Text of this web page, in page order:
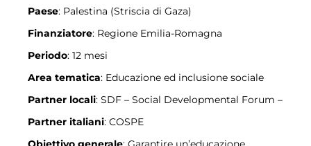
Paese: Palestina (Striscia di Gaza)
Finanziatore: Regione Emilia-Romagna
Periodo: 12 mesi
Area tematica: Educazione ed inclusione sociale
Partner locali: SDF – Social Developmental Forum –
Partner italiani: COSPE